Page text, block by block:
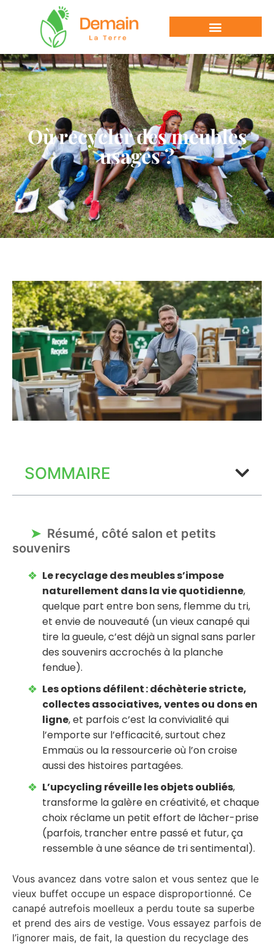
Où recycler des meubles
usagés ?
SOMMAIRE
Résumé, côté salon et petits
souvenirs
Le recyclage des meubles s’impose
naturellement dans la vie quotidienne,
quelque part entre bon sens, flemme du tri,
et envie de nouveauté (un vieux canapé qui
tire la gueule, c’est déjà un signal sans parler
des souvenirs accrochés à la planche
fendue).
Les options défilent : déchèterie stricte,
collectes associatives, ventes ou dons en
ligne, et parfois c’est la convivialité qui
l’emporte sur l’efficacité, surtout chez
Emmaüs ou la ressourcerie où l’on croise
aussi des histoires partagées.
L’upcycling réveille les objets oubliés,
transforme la galère en créativité, et chaque
choix réclame un petit effort de lâcher-prise
(parfois, trancher entre passé et futur, ça
ressemble à une séance de tri sentimental).
Vous avancez dans votre salon et vous sentez que le
vieux buffet occupe un espace disproportionné. Ce
canapé autrefois moelleux a perdu toute sa superbe
et prend des airs de vestige. Vous essayez parfois de
l’ignorer mais, de fait, la question du recyclage des